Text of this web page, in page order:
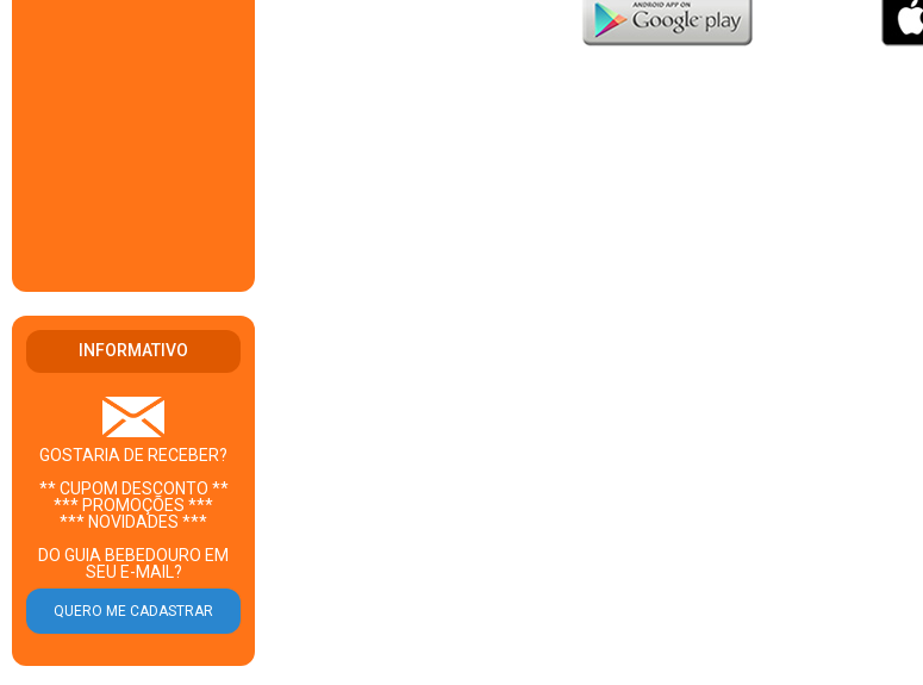
INFORMATIVO
GOSTARIA DE RECEBER?
** CUPOM DESCONTO **
*** PROMOÇÕES ***
*** NOVIDADES ***
DO GUIA BEBEDOURO EM
SEU E-MAIL?